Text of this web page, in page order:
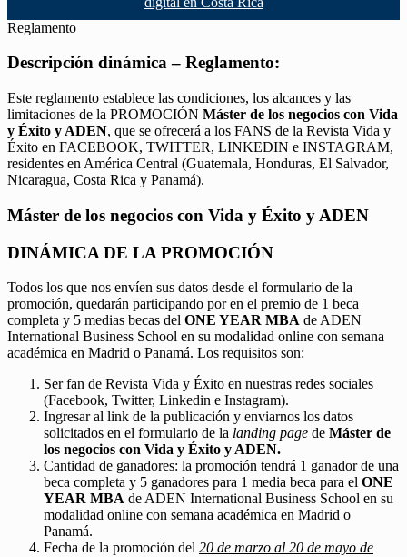
Reglamento
Descripción dinámica – Reglamento:
Este reglamento establece las condiciones, los alcances y las
limitaciones de la PROMOCIÓN Máster de los negocios con Vida
y Éxito y ADEN, que se ofrecerá a los FANS de la Revista Vida y
Éxito en FACEBOOK, TWITTER, LINKEDIN e INSTAGRAM,
residentes en América Central (Guatemala, Honduras, El Salvador,
Nicaragua, Costa Rica y Panamá).
Máster de los negocios con Vida y Éxito y ADEN
DINÁMICA DE LA PROMOCIÓN
Todos los que nos envíen sus datos desde el formulario de la
promoción, quedarán participando por en el premio de 1 beca
completa y 5 medias becas del ONE YEAR MBA de ADEN
International Business School en su modalidad online con semana
académica en Madrid o Panamá. Los requisitos son:
Ser fan de Revista Vida y Éxito en nuestras redes sociales
(Facebook, Twitter, Linkedin e Instagram).
Ingresar al link de la publicación y enviarnos los datos
solicitados en el formulario de la landing page de Máster de
los negocios con Vida y Éxito y ADEN.
Cantidad de ganadores: la promoción tendrá 1 ganador de una
beca completa y 5 ganadores para 1 media beca para el ONE
YEAR MBA de ADEN International Business School en su
modalidad online con semana académica en Madrid o
Panamá.
Fecha de la promoción del 20 de marzo al 20 de mayo de